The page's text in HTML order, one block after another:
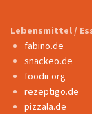
Lebensmittel /
fabino.de
snackeo.de
foodir.org
rezeptigo.de
pizzala.de